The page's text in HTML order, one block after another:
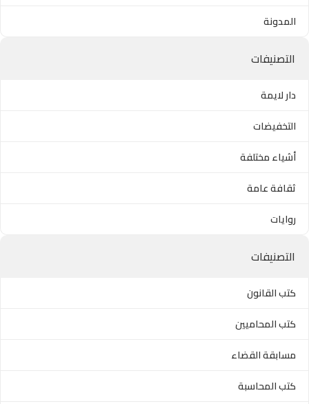
المدونة
التصنيفات
دار لايمة
التخفيضات
أشياء مختلفة
ثقافة عامة
روايات
التصنيفات
كتب القانون
كتب المحاميين
مسابقة القضاء
كتب المحاسبة